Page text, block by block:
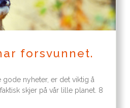
forsvunnet.
gode nyheter, er det viktig å
skjer på vår lille planet. 8